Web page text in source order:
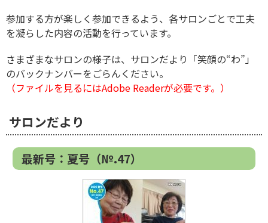
参加する方が楽しく参加できるよう、各サロンごとで工夫
を凝らした内容の活動を行っています。
さまざまなサロンの様子は、サロンだより「笑顔の“わ”」
のバックナンバーをごらんください。
（ファイルを見るにはAdobe Readerが必要です。）
サロンだより
最新号：夏号（№.47）